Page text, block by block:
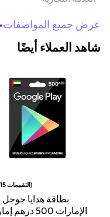
عرض جميع المواصفات
شاهد العملاء أيضًا
التقييمات)
بطاقة هدايا جوجل
الإمارات 500